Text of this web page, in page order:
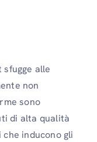
alle
non
sono
di alta qualità
inducono gli